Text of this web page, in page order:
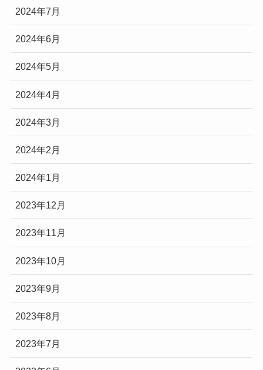
2024年7月
2024年6月
2024年5月
2024年4月
2024年3月
2024年2月
2024年1月
2023年12月
2023年11月
2023年10月
2023年9月
2023年8月
2023年7月